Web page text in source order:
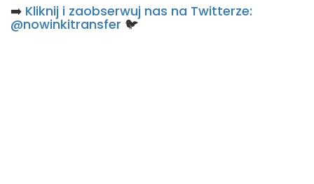
➡️ Kliknij i zaobserwuj nas na Twitterze:
@nowinkitransfer 🐦